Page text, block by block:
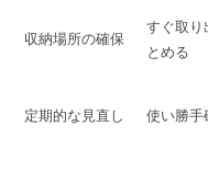
収納場所の確保
すぐ取り
とめる
定期的な見直し 使い勝手